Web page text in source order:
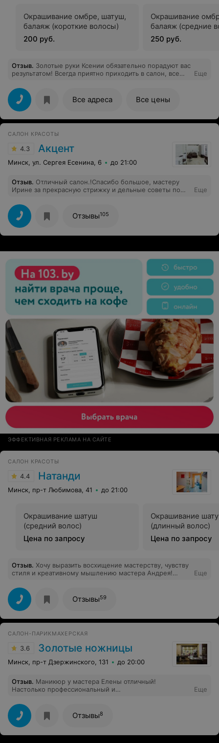
Окрашивание омбре, шатуш,
балаяж (короткие волосы)
200 руб.
Окрашивание
балаяж (средние
250 руб.
Отзыв. Золотые руки Ксении обязательно порадуют вас
результатом! Всегда приятно приходить в салон, все
от души ❤️
Еще
Все адреса Все цены
САЛОН КРАСОТЫ
4.3 Акцент
Минск, ул. Сергея Есенина, 6 до 21:00
Отзыв. Отличный салон.!Спасибо большое, мастеру
Ирине за прекрасную стрижку и дельные советы по
Еще
Отзывы105
ЭФФЕКТИВНАЯ РЕКЛАМА НА САЙТЕ
САЛОН КРАСОТЫ
4.4 Натанди
Минск, пр-т Любимова, 41 до 21:00
Окрашивание шатуш
(средний волос)
Цена по запросу
Окрашивание
(длинный волос)
Цена по запросу
Отзыв. Хочу выразить восхищение мастерству, чувству
стиля и креативному мышлению мастера Андрея!
разу не дал возможности разочароваться в его умелых
руках или остаться с плохим настроением.
Еще
Отзывы59
САЛОН-ПАРИКМАХЕРСКАЯ
3.6 Золотые ножницы
Минск, пр-т Дзержинского, 131 до 20:00
Отзыв. Маникюр у мастера Елены отличный!
Настолько профессиональный и
Спасибо огромное!!
Еще
Отзывы8